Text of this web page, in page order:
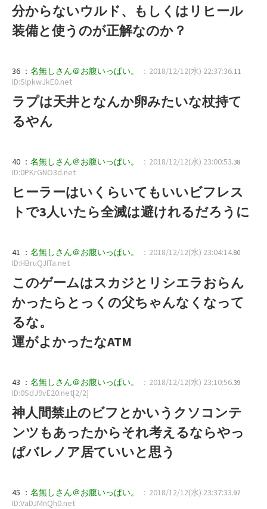
分からないウルド、もしくはリヒール
装備と使うのが正解なのか？
36 ： 名無しさん＠お腹いっぱい。 ：2018/12/12(水) 22:37:36.11
ID:SlpkwJkE0.net
ラプは天井となんか卵みたいな杖持て
るやん
40 ： 名無しさん＠お腹いっぱい。 ：2018/12/12(水) 23:00:53.38
ID:0PKrGNO3d.net
ヒーラーはいくらいてもいいビフレス
トで3人いたら全滅は避けれるだろうに
41 ： 名無しさん＠お腹いっぱい。 ：2018/12/12(水) 23:04:14.80
ID:HBruQJITa.net
このゲームはスカジとリシエラおらん
かったらとっくの父ちゃんなくなって
るな。
運がよかったなATM
43 ： 名無しさん＠お腹いっぱい。 ：2018/12/12(水) 23:10:56.39
ID:0SdJ9vE20.net[2/2]
神人間禁止のビフとかいうクソコンテ
ンツもあったからそれ考えるならやっ
ぱバレノア居ていいと思う
45 ： 名無しさん＠お腹いっぱい。 ：2018/12/12(水) 23:37:33.97
ID:VaDJMnQh0.net